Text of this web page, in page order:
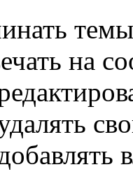
на
добавлять